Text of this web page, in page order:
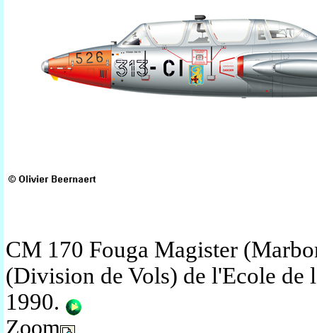
CM 170 Fouga Magister
(Division de Vols) de l'Ecole de
1990.
Zoom